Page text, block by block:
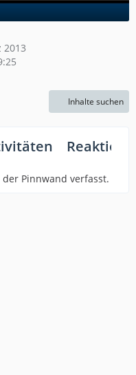
2013
Inhalte suchen
Pinnwand verfasst.